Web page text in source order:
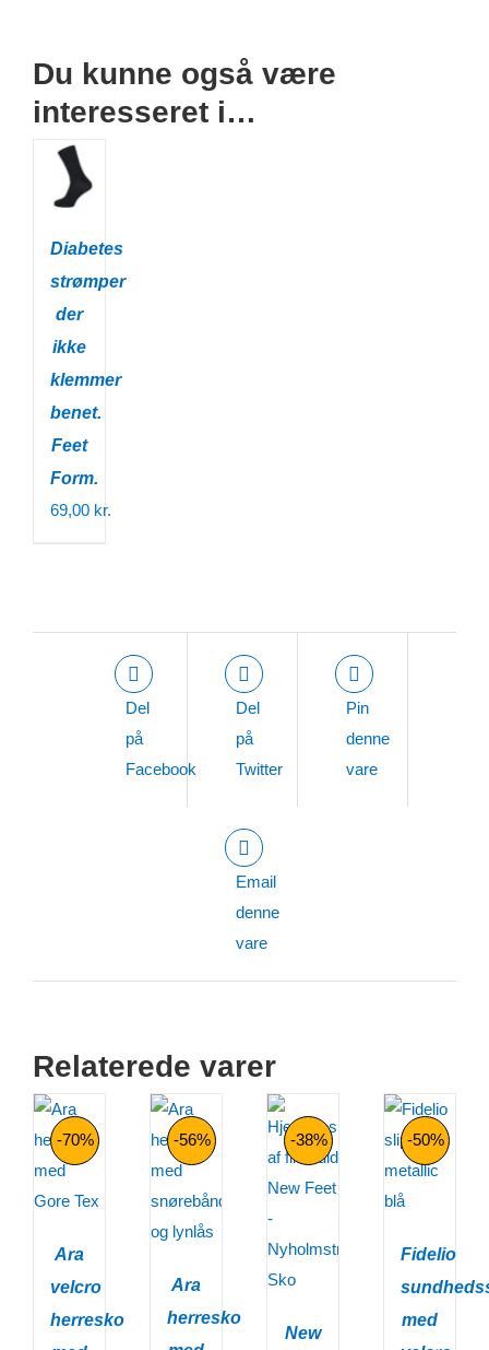
Du kunne også være
interesseret i…
Diabetes
strømper
der
ikke
klemmer
benet.
Feet
Form.
69,00 kr.
Del
på
Facebook
Del
på
Twitter
Pin
denne
vare
Email
denne
vare
Relaterede varer
-70%
Ara
velcro
herresko
-56%
Ara
herresko
-38%
New
-50%
Fidelio
med